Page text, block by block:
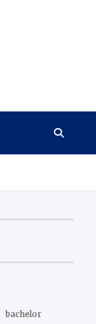
bachelor